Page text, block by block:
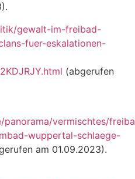
gewalt-im-freibad-
fuer-eskalationen-
(abgerufen
panorama/vermischtes/
wuppertal-schlaege-
am 01.09.2023).